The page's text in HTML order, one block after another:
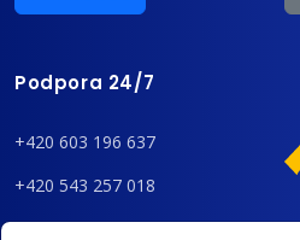
Podpora 24/7
+420 603 196 637
+420 543 257 018
admin@regzone.cz